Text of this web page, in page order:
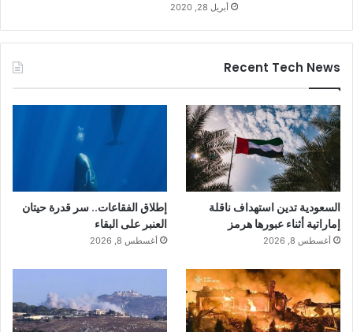
أبريل 28, 2020
Recent Tech News
السعودية تدين استهداف ناقلة
إماراتية أثناء عبورها هرمز
أغسطس 8, 2026
إطلاق الفقاعات.. سر قدرة حيتان
العنبر على البقاء
أغسطس 8, 2026